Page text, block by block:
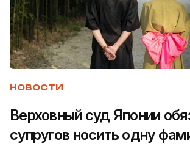
НОВОСТИ
Верховный суд Японии
супругов носить одну